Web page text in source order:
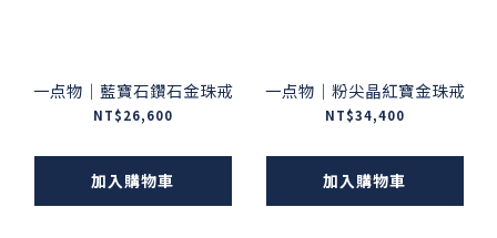
一点物｜藍寶石鑽石金珠戒
NT$26,600
加入購物車
一点物｜粉尖晶紅寶金珠戒
NT$34,400
加入購物車